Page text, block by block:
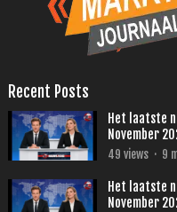
Recent Posts
Het laatste
November
49 views · 9
Het laatste
November